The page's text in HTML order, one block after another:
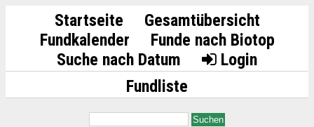
Startseite
Gesamtübersicht
Fundkalender
Funde nach Biotop
Suche nach Datum
Login
Fundliste
Suchen